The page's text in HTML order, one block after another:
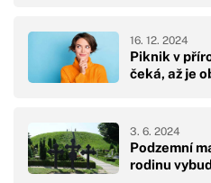
Piknik v
čeká, až je
16. 12. 2024
Podzemní
rodinu
3. 6. 2024